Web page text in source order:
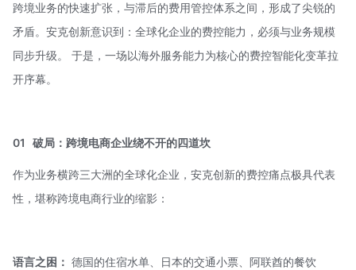
跨境业务的快速扩张，与滞后的费用管控体系之间，形成了尖锐的
矛盾。安克创新意识到：全球化企业的费控能力，必须与业务规模
同步升级。 于是，一场以海外服务能力为核心的费控智能化变革拉
开序幕。
01 破局：跨境电商企业绕不开的四道坎
作为业务横跨三大洲的全球化企业，安克创新的费控痛点极具代表
性，堪称跨境电商行业的缩影：
语言之困： 德国的住宿水单、日本的交通小票、阿联酋的餐饮